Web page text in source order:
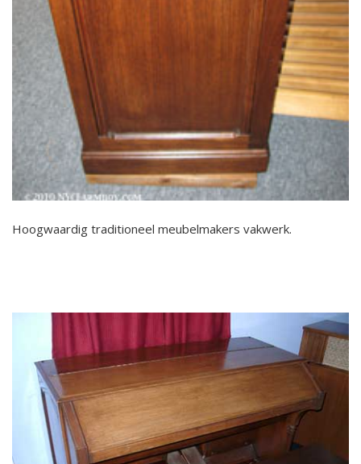
Hoogwaardig traditioneel meubelmakers vakwerk.